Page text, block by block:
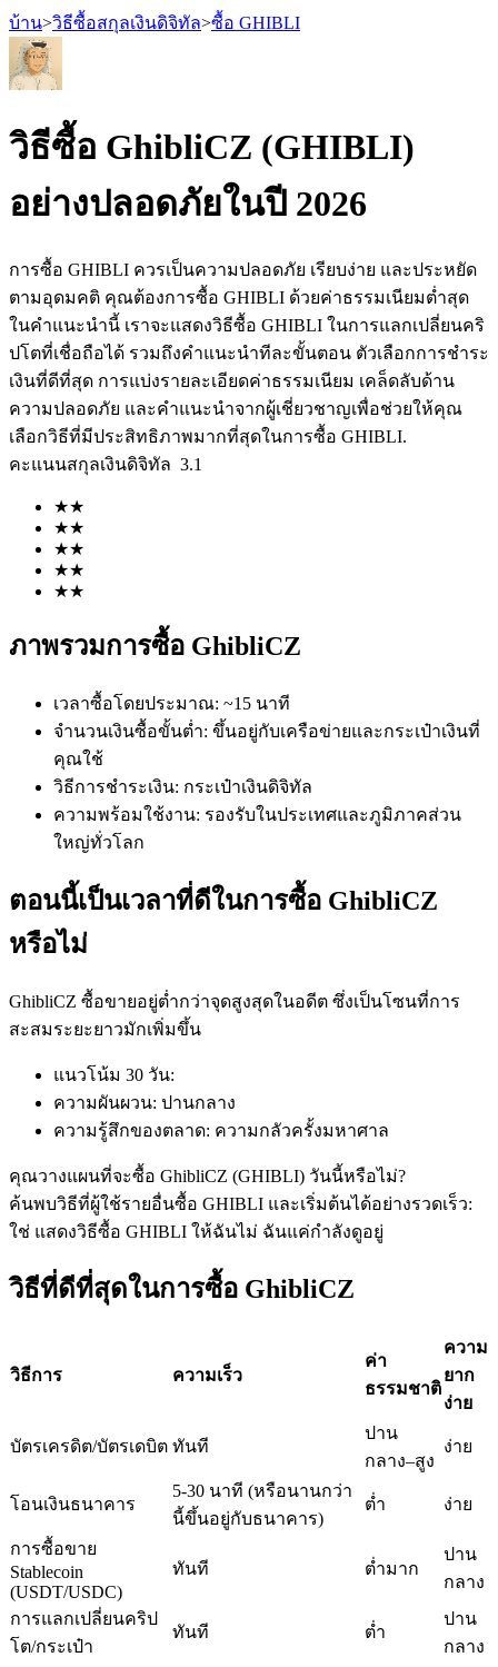
ฟิวเจอร์ส USDT
ฟิวเจอร์สที่ใช้ USDT เป็นหลักประกัน
ฟิวเจอร์สสกุลเงินดิจิทัล
TradFi
อนุพันธ์ของหุ้น ฟอเร็กซ์ โลหะมีค่า และสินค้าโภคภัณฑ์
ฟิวเจอร์ส USDC
ฟิวเจอร์สที่ใช้ USDC เป็นหลักประกัน
คัดลอกการซื้อขาย
เป็นเทรดเดอร์คัดลอก
บ้าน>วิธีซื้อสกุลเงินดิจิทัล>ซื้อ GHIBLI
วิธีซื้อ GhibliCZ (GHIBLI)
อย่างปลอดภัยในปี 2026
การซื้อ GHIBLI ควรเป็นความปลอดภัย เรียบง่าย และประหยัด
ตามอุดมคติ คุณต้องการซื้อ GHIBLI ด้วยค่าธรรมเนียมต่ำสุด
ในคำแนะนำนี้ เราจะแสดงวิธีซื้อ GHIBLI ในการแลกเปลี่ยนคริ
ปโตที่เชื่อถือได้ รวมถึงคำแนะนำทีละขั้นตอน ตัวเลือกการชำระ
เงินที่ดีที่สุด การแบ่งรายละเอียดค่าธรรมเนียม เคล็ดลับด้าน
ความปลอดภัย และคำแนะนำจากผู้เชี่ยวชาญเพื่อช่วยให้คุณ
เลือกวิธีที่มีประสิทธิภาพมากที่สุดในการซื้อ GHIBLI.
คะแนนสกุลเงินดิจิทัล 3.1
★★
★★
★★
★★
★★
ภาพรวมการซื้อ GhibliCZ
เวลาซื้อโดยประมาณ: ~15 นาที
จำนวนเงินซื้อขั้นต่ำ: ขึ้นอยู่กับเครือข่ายและกระเป๋าเงินที่
คุณใช้
วิธีการชำระเงิน: กระเป๋าเงินดิจิทัล
ความพร้อมใช้งาน: รองรับในประเทศและภูมิภาคส่วน
ใหญ่ทั่วโลก
ตอนนี้เป็นเวลาที่ดีในการซื้อ GhibliCZ
หรือไม่
GhibliCZ ซื้อขายอยู่ต่ำกว่าจุดสูงสุดในอดีต ซึ่งเป็นโซนที่การ
สะสมระยะยาวมักเพิ่มขึ้น
แนวโน้ม 30 วัน:
ความผันผวน: ปานกลาง
ความรู้สึกของตลาด: ความกลัวครั้งมหาศาล
คุณวางแผนที่จะซื้อ GhibliCZ (GHIBLI) วันนี้หรือไม่?
ค้นพบวิธีที่ผู้ใช้รายอื่นซื้อ GHIBLI และเริ่มต้นได้อย่างรวดเร็ว:
ใช่ แสดงวิธีซื้อ GHIBLI ให้ฉันไม่ ฉันแค่กำลังดูอยู่
วิธีที่ดีที่สุดในการซื้อ GhibliCZ
วิธีการ ความเร็ว
ค่า
ธรรมชาติ
ความ
ยาก
ง่าย
บัตรเครดิต/บัตรเดบิต ทันที
ปาน
กลาง–สูง
ง่าย
โอนเงินธนาคาร
5-30 นาที (หรือนานกว่า
นี้ขึ้นอยู่กับธนาคาร)
ต่ำ ง่าย
การซื้อขาย
Stablecoin
(USDT/USDC)
ทันที ต่ำมาก
ปาน
กลาง
การแลกเปลี่ยนคริป
โต/กระเป๋า
ทันที ต่ำ
ปาน
กลาง